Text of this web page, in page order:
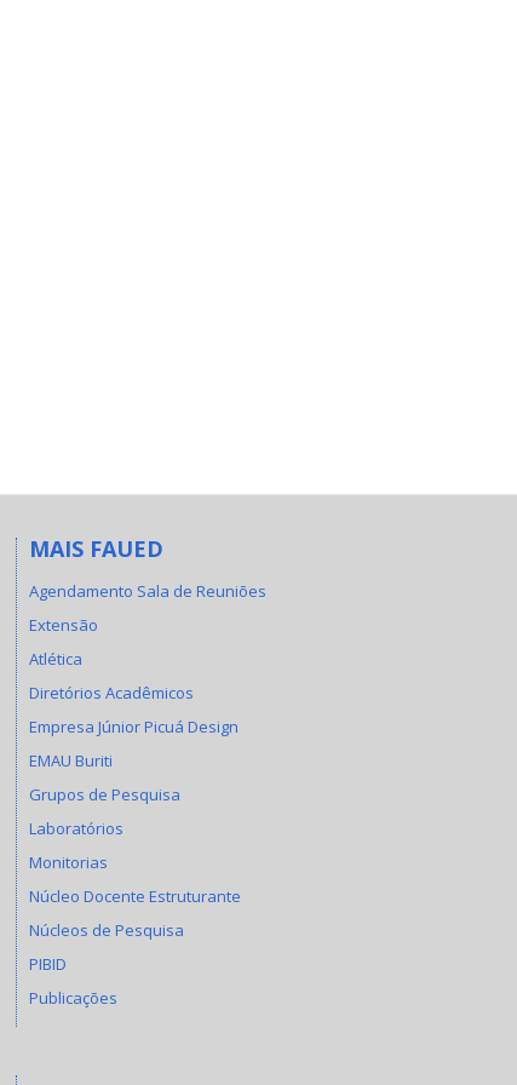
MAIS FAUED
Agendamento Sala de Reuniões
Extensão
Atlética
Diretórios Acadêmicos
Empresa Júnior Picuá Design
EMAU Buriti
Grupos de Pesquisa
Laboratórios
Monitorias
Núcleo Docente Estruturante
Núcleos de Pesquisa
PIBID
Publicações